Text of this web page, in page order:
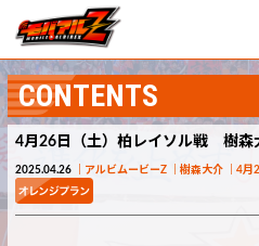
CONTENTS
4月26日（土）柏レイソル戦 樹森
2025.04.26 アルビムービーZ 樹森大介 4月